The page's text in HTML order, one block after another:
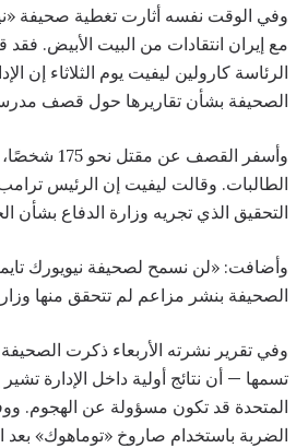
وفي الوقت نفسه أثارت تغطية صحيفة
مع إيران انتقادات من البيت الأبيض. فقد
الرئاسة كارولين ليفيت يوم الثلاثاء إن
الصحيفة بشأن تقاريرها حول قصف
وأسفر القصف
الطالبات. وقالت ليفيت إن الرئيس
التحقيق الذي تجريه وزارة الدفاع بشأن
وأضافت: «لن نسمح لصحيفة نيويورك
الصحيفة بنشر مزاعم لم تتحقق منها
وفي تقرير نشرته الأربعاء ذكرت
تسمها — أن نتائج أولية داخل الإدارة تشير
المتحدة قد تكون مسؤولة عن الهجوم.
الضربة باستخدام صاروخ «توماهوك»